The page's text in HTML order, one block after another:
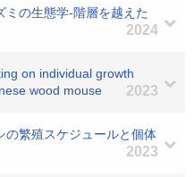
ミの生態学-階層を越えた
2024
on individual growth
wood mouse
2023
の繁殖スケジュールと個体
2023